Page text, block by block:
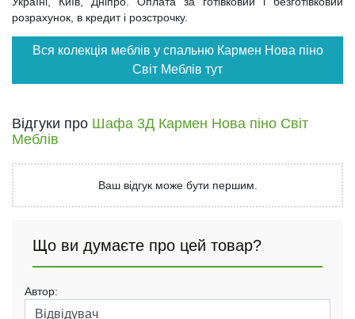
розрахунок, в кредит і розстрочку.
Вся колекція меблів у спальню Кармен Нова піно
Світ Меблів тут
Відгуки про Шафа 3Д Кармен Нова піно Світ
Меблів
Ваш відгук може бути першим.
Що ви думаєте про цей товар?
Автор: